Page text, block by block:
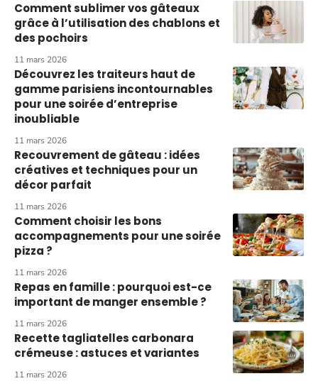
Comment sublimer vos gâteaux
grâce à l’utilisation des chablons et
des pochoirs
11 mars 2026
Découvrez les traiteurs haut de
gamme parisiens incontournables
pour une soirée d’entreprise
inoubliable
11 mars 2026
Recouvrement de gâteau : idées
créatives et techniques pour un
décor parfait
11 mars 2026
Comment choisir les bons
accompagnements pour une soirée
pizza ?
11 mars 2026
Repas en famille : pourquoi est-ce
important de manger ensemble ?
11 mars 2026
Recette tagliatelles carbonara
crémeuse : astuces et variantes
11 mars 2026